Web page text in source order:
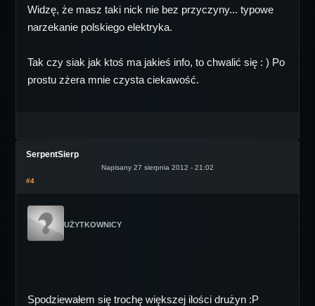
Widzę, że masz taki nick nie bez przyczyny... typowe
narzekanie polskiego elektryka.
Tak czy siak jak ktoś ma jakieś info, to chwalić się : ) Po
prostu zżera mnie czysta ciekawość.
SerpentSierp
Napisany 27 sierpnia 2012 - 21:02
#4
UŻYTKOWNICY
Spodziewałem się trochę większej ilości drużyn :P